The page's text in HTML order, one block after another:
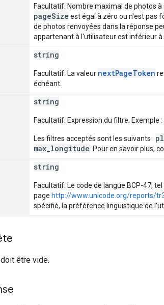
Facultatif. Nombre maximal de photos à
pageSize est égal à zéro ou n'est pas
de photos renvoyées dans la réponse
appartenant à l'utilisateur est inférieur à
string
Facultatif. La valeur nextPageToken
échéant.
string
Facultatif. Expression du filtre. Exemple :
Les filtres acceptés sont les suivants :
max_longitude . Pour en savoir plus,
string
Facultatif. Le code de langue BCP-47,
page http://www.unicode.org/reports/
spécifié, la préférence linguistique de
être vide.